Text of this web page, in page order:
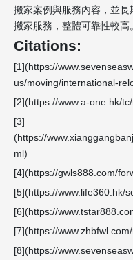
搬家案例與服務內容，並
搬家服務，整體可靠性較高
Citations:
[1](https://
us/moving/international-
[2](https://www.a-one.hk/
[3]
(https://
ml)
[4](https://gwls888.com/
[5](https://www.life360.hk/
[6](https://
[7](https://
[8](https://